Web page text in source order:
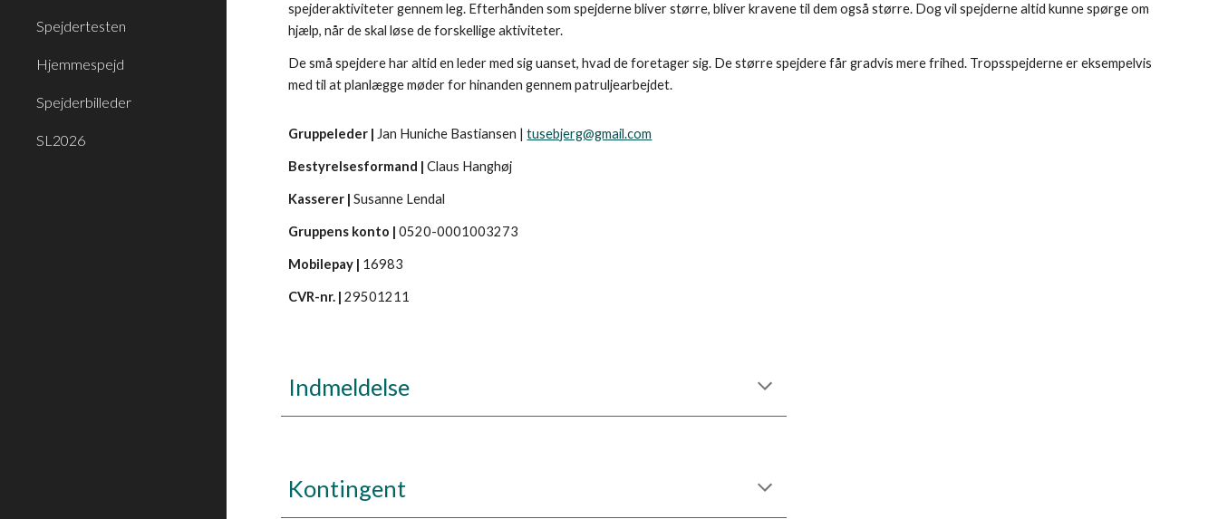
Spejdertesten
Hjemmespejd
Spejderbilleder
SL2026
spejderaktiviteter gennem leg. Efterhånden som spejderne bliver større, bliver kravene til dem også større. Dog vil spejderne altid kunne spørge om
hjælp, når de skal løse de forskellige aktiviteter.
De små spejdere har altid en leder med sig uanset, hvad de foretager sig. De større spejdere får gradvis mere frihed. Tropsspejderne er eksempelvis
med til at planlægge møder for hinanden gennem patruljearbejdet.
Gruppeleder | Jan Huniche Bastiansen |tusebjerg@gmail.com
Bestyrelsesformand |Claus Hanghøj
Kasserer |Susanne Lendal
Gruppens konto |0520-0001003273
Mobilepay | 16983
CVR-nr. |29501211
Indmeldelse
Kontingent